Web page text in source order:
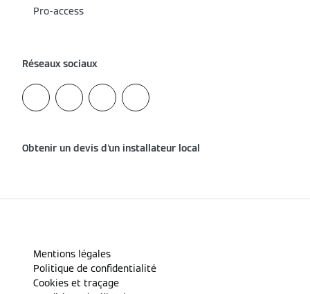
Pro-access
Réseaux sociaux
Obtenir un devis d'un installateur local
Mentions légales
Politique de confidentialité
Cookies et traçage